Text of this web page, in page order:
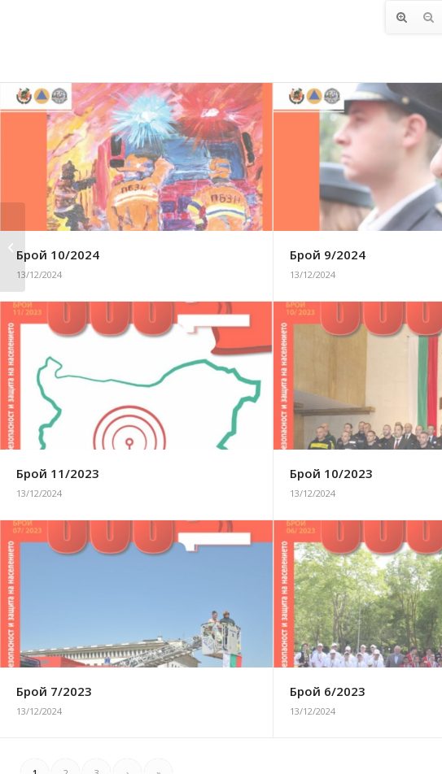
Брой 10/2024
13/12/2024
Брой 9/2024
13/12/2024
Брой 11/2023
13/12/2024
Брой 10/2023
13/12/2024
Брой 7/2023
13/12/2024
Брой 6/2023
13/12/2024